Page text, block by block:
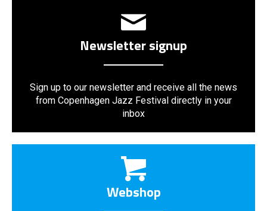
Newsletter signup
Sign up to our newsletter and receive all the news
from Copenhagen Jazz Festival directly in your
inbox
Webshop